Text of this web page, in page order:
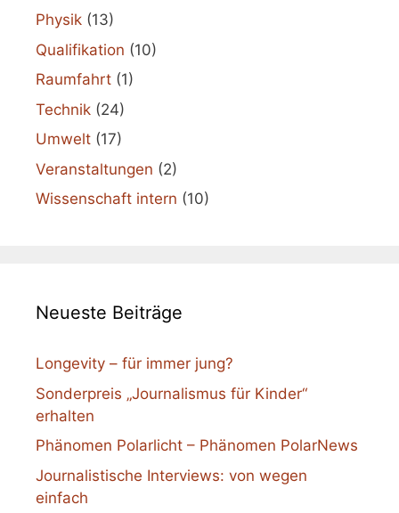
Physik (13)
Qualifikation (10)
Raumfahrt (1)
Technik (24)
Umwelt (17)
Veranstaltungen (2)
Wissenschaft intern (10)
Neueste Beiträge
Longevity – für immer jung?
Sonderpreis „Journalismus für Kinder“
erhalten
Phänomen Polarlicht – Phänomen PolarNews
Journalistische Interviews: von wegen
einfach